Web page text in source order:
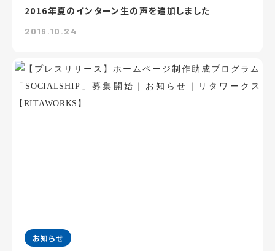
2016年夏のインターン生の声を追加しました
2016.10.24
お知らせ